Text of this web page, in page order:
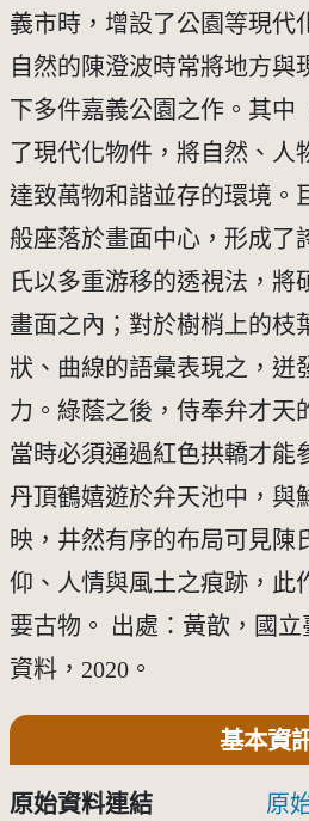
義市時，增設了公園等現代
自然的陳澄波時常將地方與
下多件嘉義公園之作。其中
了現代化物件，將自然、人
達致萬物和諧並存的環境。
般座落於畫面中心，形成了
氏以多重游移的透視法，將
畫面之內；對於樹梢上的枝
狀、曲線的語彙表現之，迸
力。綠蔭之後，侍奉弁才天
當時必須通過紅色拱轎才能
丹頂鶴嬉遊於弁天池中，與
映，井然有序的布局可見陳
仰、人情與風土之痕跡，此
要古物。 出處：黃歆，國
資料，2020。
基本資
原始資料連結 原